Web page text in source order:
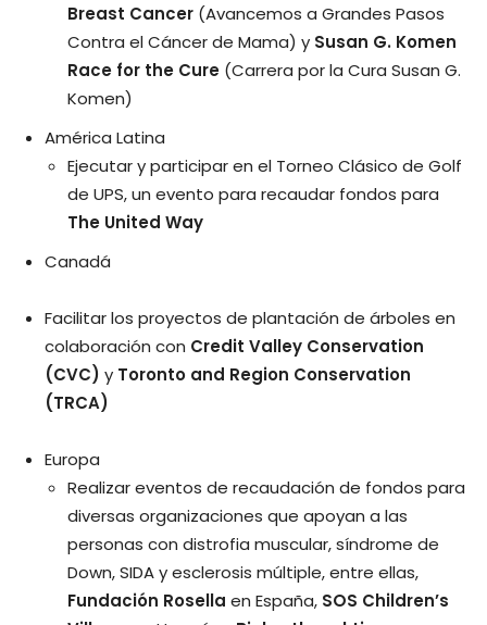
Breast Cancer (Avancemos a Grandes Pasos
Contra el Cáncer de Mama) y Susan G. Komen
Race for the Cure (Carrera por la Cura Susan G.
Komen)
América Latina
Ejecutar y participar en el Torneo Clásico de Golf
de UPS, un evento para recaudar fondos para
The United Way
Canadá
Facilitar los proyectos de plantación de árboles en
colaboración con Credit Valley Conservation
(CVC) y Toronto and Region Conservation
(TRCA)
Europa
Realizar eventos de recaudación de fondos para
diversas organizaciones que apoyan a las
personas con distrofia muscular, síndrome de
Down, SIDA y esclerosis múltiple, entre ellas,
Fundación Rosella en España, SOS Children’s